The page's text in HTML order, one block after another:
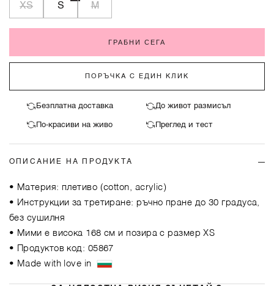
XS S M
ГРАБНИ СЕГА
ПОРЪЧКА С ЕДИН КЛИК
Безплатна доставка До живот размисъл
По-красиви на живо Преглед и тест
ОПИСАНИЕ НА ПРОДУКТА
• Материя: плетиво (cotton, acrylic)
• Инструкции за третиране: ръчно пране до 30 градуса,
без сушилня
• Мими е висока 168 см и позира с размер XS
• Продуктов код: 05867
• Made with love in